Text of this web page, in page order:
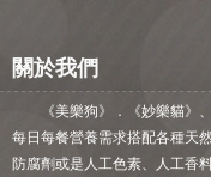
關於我們
《美樂狗》．《妙樂貓
每日每餐營養需求搭配各種天
防腐劑或是人工色素、人工香